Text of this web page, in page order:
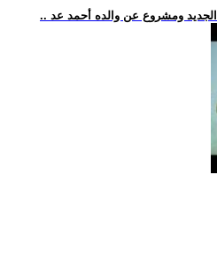
ومشروع عن والده أحمد عد